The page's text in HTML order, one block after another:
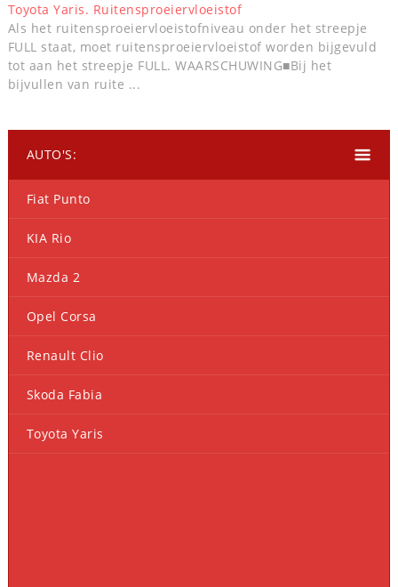
Toyota Yaris. Ruitensproeiervloeistof
Als het ruitensproeiervloeistofniveau onder het streepje
FULL staat, moet ruitensproeiervloeistof worden bijgevuld
tot aan het streepje FULL. WAARSCHUWING■Bij het
bijvullen van ruite ...
AUTO'S:
Fiat Punto
KIA Rio
Mazda 2
Opel Corsa
Renault Clio
Skoda Fabia
Toyota Yaris